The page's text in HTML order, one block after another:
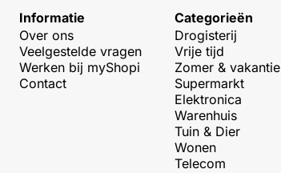
Informatie
Over ons
Veelgestelde vragen
Werken bij myShopi
Contact
Categorieën
Drogisterij
Vrije tijd
Zomer & vakantie
Supermarkt
Elektronica
Warenhuis
Tuin & Dier
Wonen
Telecom